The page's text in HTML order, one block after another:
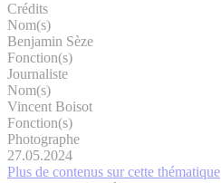
Crédits
Nom(s)
Benjamin Sèze
Fonction(s)
Journaliste
Nom(s)
Vincent Boisot
Fonction(s)
Photographe
27.05.2024
Plus de contenus sur cette thématique